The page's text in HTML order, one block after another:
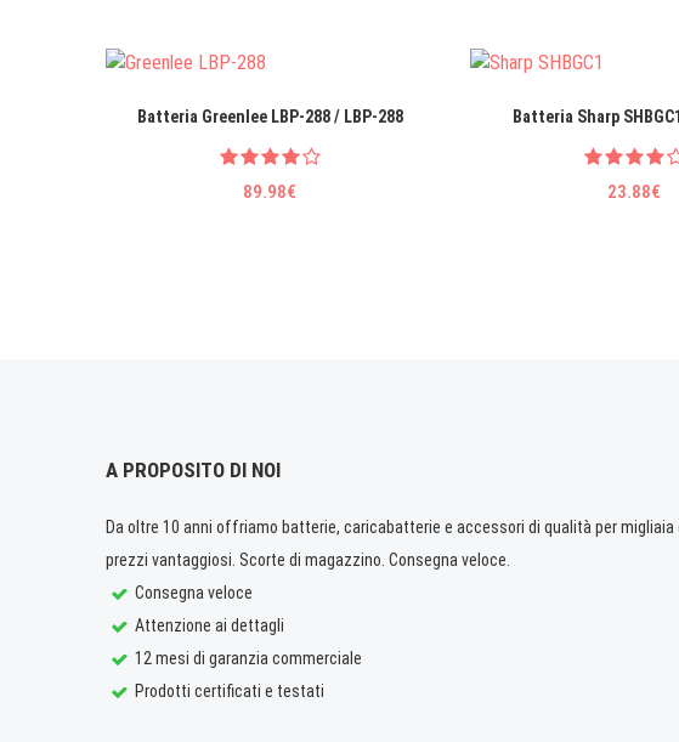
Batteria Greenlee LBP-288 / LBP-288
89.98€
Batteria Sharp
23.88€
A PROPOSITO DI NOI
Da oltre 10 anni offriamo batterie, caricabatterie e accessori di qualità per migliaia
prezzi vantaggiosi. Scorte di magazzino. Consegna veloce.
Consegna veloce
Attenzione ai dettagli
12 mesi di garanzia commerciale
Prodotti certificati e testati